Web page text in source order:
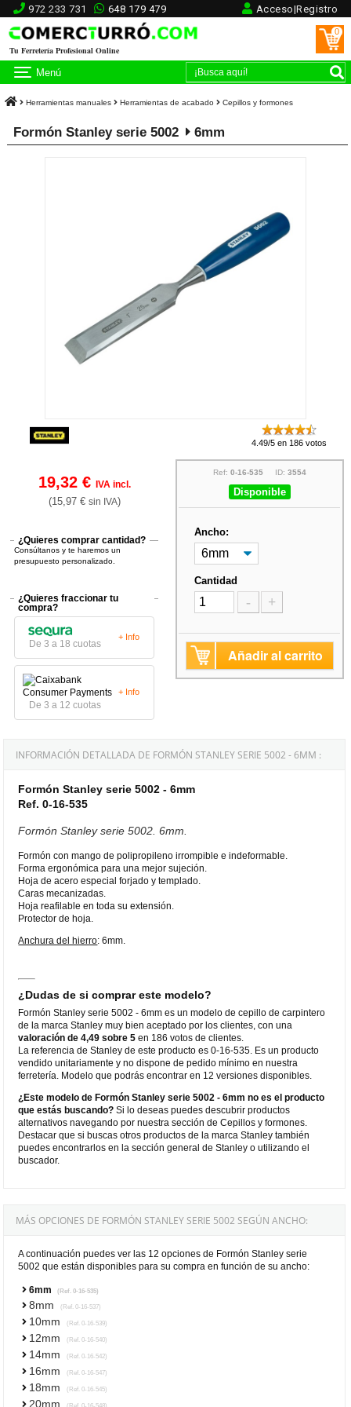
972 233 731 648 179 479 Acceso|Registro
Tu Ferretería Profesional Online
0
Menú
Herramientas manuales Herramientas de acabado Cepillos y formones
Formón Stanley serie 5002 6mm
4.49/5 en 186 votos
19,32 € IVA incl.
(15,97 € sin IVA)
¿Quieres comprar cantidad?
Consúltanos y te haremos un
presupuesto personalizado.
¿Quieres fraccionar tu
compra?
De 3 a 18 cuotas
+ Info
De 3 a 12 cuotas
+ Info
Ref: 0-16-535 ID: 3554
Disponible
Ancho:
Cantidad
- +
Añadir al carrito
INFORMACIÓN DETALLADA DE FORMÓN STANLEY SERIE 5002 - 6MM :
Formón Stanley serie 5002 - 6mm
Ref. 0-16-535
Formón Stanley serie 5002. 6mm.
Formón con mango de polipropileno irrompible e indeformable.
Forma ergonómica para una mejor sujeción.
Hoja de acero especial forjado y templado.
Caras mecanizadas.
Hoja reafilable en toda su extensión.
Protector de hoja.
Anchura del hierro: 6mm.
¿Dudas de si comprar este modelo?
Formón Stanley serie 5002 - 6mm es un modelo de cepillo de carpintero
de la marca Stanley muy bien aceptado por los clientes, con una
valoración de 4,49 sobre 5 en 186 votos de clientes.
La referencia de Stanley de este producto es 0-16-535. Es un producto
vendido unitariamente y no dispone de pedido mínimo en nuestra
ferretería. Modelo que podrás encontrar en 12 versiones disponibles.
¿Este modelo de Formón Stanley serie 5002 - 6mm no es el producto
que estás buscando? Si lo deseas puedes descubrir productos
alternativos navegando por nuestra sección de Cepillos y formones.
Destacar que si buscas otros productos de la marca Stanley también
puedes encontrarlos en la sección general de Stanley o utilizando el
buscador.
MÁS OPCIONES DE FORMÓN STANLEY SERIE 5002 SEGÚN ANCHO:
A continuación puedes ver las 12 opciones de Formón Stanley serie
5002 que están disponibles para su compra en función de su ancho:
6mm (Ref. 0-16-535)
8mm (Ref. 0-16-537)
10mm (Ref. 0-16-539)
12mm (Ref. 0-16-540)
14mm (Ref. 0-16-542)
16mm (Ref. 0-16-547)
18mm (Ref. 0-16-545)
20mm (Ref. 0-16-548)